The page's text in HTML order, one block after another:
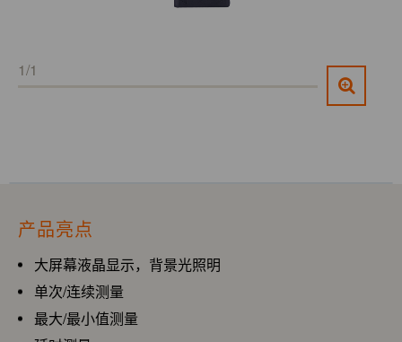
1/1
产品亮点
大屏幕液晶显示，背景光照明
单次/连续测量
最大/最小值测量